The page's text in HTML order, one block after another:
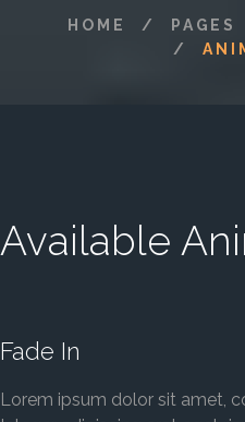
HOME PAGES
Available
Fade In
Lorem ipsum dolor sit amet,